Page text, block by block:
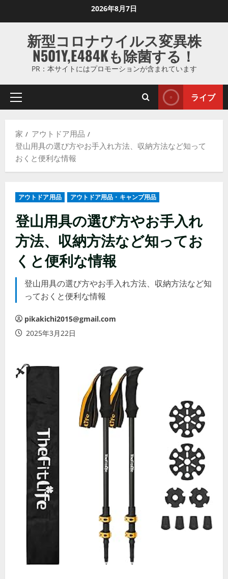
ス
ッ
2026年8月7日
新型コロナウイルス変異株
N501Y,E484Kも除菌する！
PR：本サイトにはプロモーションが含まれています
プ
マ
リ
メ
ー
ライブ
家
アウトドア用品
登山用具の選び方やお手入れ方法、収納方法など知って
おくと便利な情報
アウトドア用品 アウトドア用品・キャンプ用品
登山用具の選び方やお手入れ
方法、収納方法など知ってお
くと便利な情報
登山用具の選び方やお手入れ方法、収納方法など知
っておくと便利な情報
pikakichi2015@gmail.com
2025年3月22日